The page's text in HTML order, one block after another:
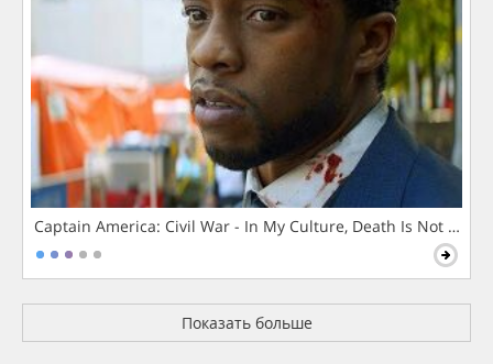
Captain America: Civil War - In My Culture, Death Is Not The
Показать больше